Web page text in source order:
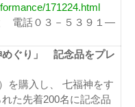
171224.html
電話０３－５３９１―
めぐり」 記念品をプレ
を購入し、 七福神をす
た先着200名に記念品